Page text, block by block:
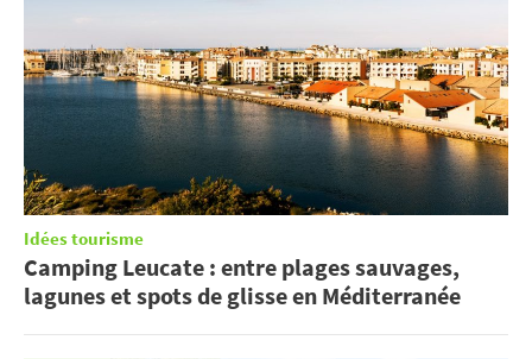
Idées tourisme
Camping Leucate : entre plages sauvages,
lagunes et spots de glisse en Méditerranée